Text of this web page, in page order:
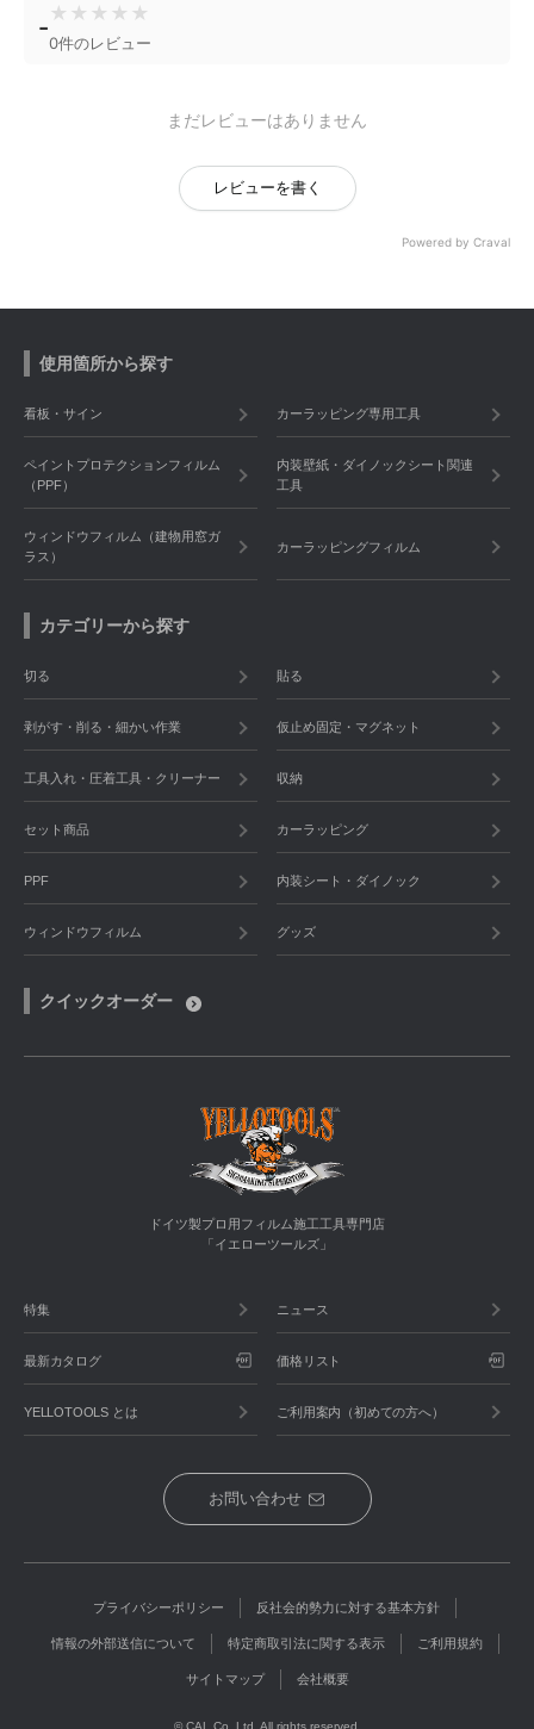
- ★ ★ ★ ★ ★
0件のレビュー
まだレビューはありません
レビューを書く
Powered by Craval
使用箇所から探す
看板・サイン カーラッピング専用工具
ペイントプロテクションフィルム
（PPF）
内装壁紙・ダイノックシート関連
工具
ウィンドウフィルム（建物用窓ガ
ラス）
カーラッピングフィルム
カテゴリーから探す
切る 貼る
剥がす・削る・細かい作業 仮止め固定・マグネット
工具入れ・圧着工具・クリーナー 収納
セット商品 カーラッピング
PPF 内装シート・ダイノック
ウィンドウフィルム グッズ
クイックオーダー
ドイツ製プロ用フィルム施工工具専門店
「イエローツールズ」
特集 ニュース
最新カタログ 価格リスト
YELLOTOOLS とは ご利用案内（初めての方へ）
お問い合わせ
プライバシーポリシー 反社会的勢力に対する基本方針
情報の外部送信について 特定商取引法に関する表示 ご利用規約
サイトマップ 会社概要
© CAL Co.,Ltd. All rights reserved.